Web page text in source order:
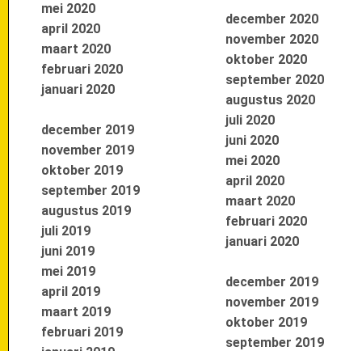
mei 2020
april 2020
maart 2020
februari 2020
januari 2020
december 2019
november 2019
oktober 2019
september 2019
augustus 2019
juli 2019
juni 2019
mei 2019
april 2019
maart 2019
februari 2019
december 2020
november 2020
oktober 2020
september 2020
augustus 2020
juli 2020
juni 2020
mei 2020
april 2020
maart 2020
februari 2020
januari 2020
december 2019
november 2019
oktober 2019
september 2019